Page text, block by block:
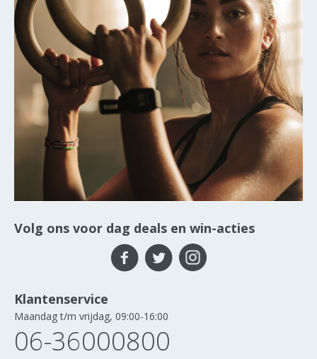
Volg ons voor dag deals en win-acties
Klantenservice
Maandag t/m vrijdag, 09:00-16:00
06-36000800